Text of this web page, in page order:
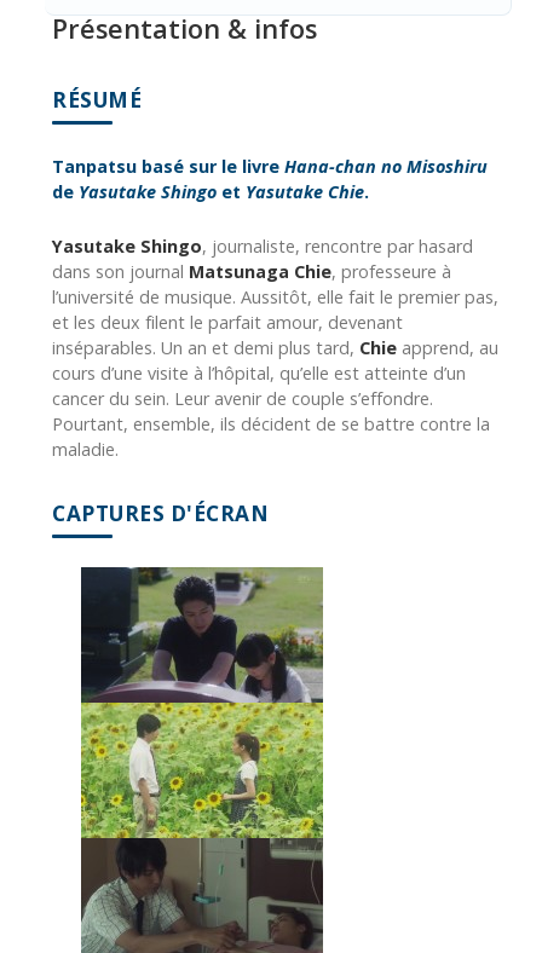
Présentation & infos
RÉSUMÉ
Tanpatsu basé sur le livre Hana-chan no Misoshiru
de Yasutake Shingo et Yasutake Chie.
Yasutake Shingo, journaliste, rencontre par hasard
dans son journal Matsunaga Chie, professeure à
l’université de musique. Aussitôt, elle fait le premier pas,
et les deux filent le parfait amour, devenant
inséparables. Un an et demi plus tard, Chie apprend, au
cours d’une visite à l’hôpital, qu’elle est atteinte d’un
cancer du sein. Leur avenir de couple s’effondre.
Pourtant, ensemble, ils décident de se battre contre la
maladie.
CAPTURES D'ÉCRAN